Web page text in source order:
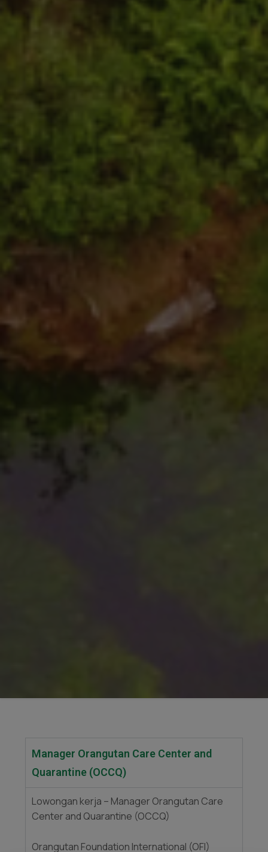
Manager Orangutan Care Center and
Quarantine (OCCQ)
Lowongan kerja – Manager Orangutan Care
Center and Quarantine (OCCQ)
Orangutan Foundation International (OFI)